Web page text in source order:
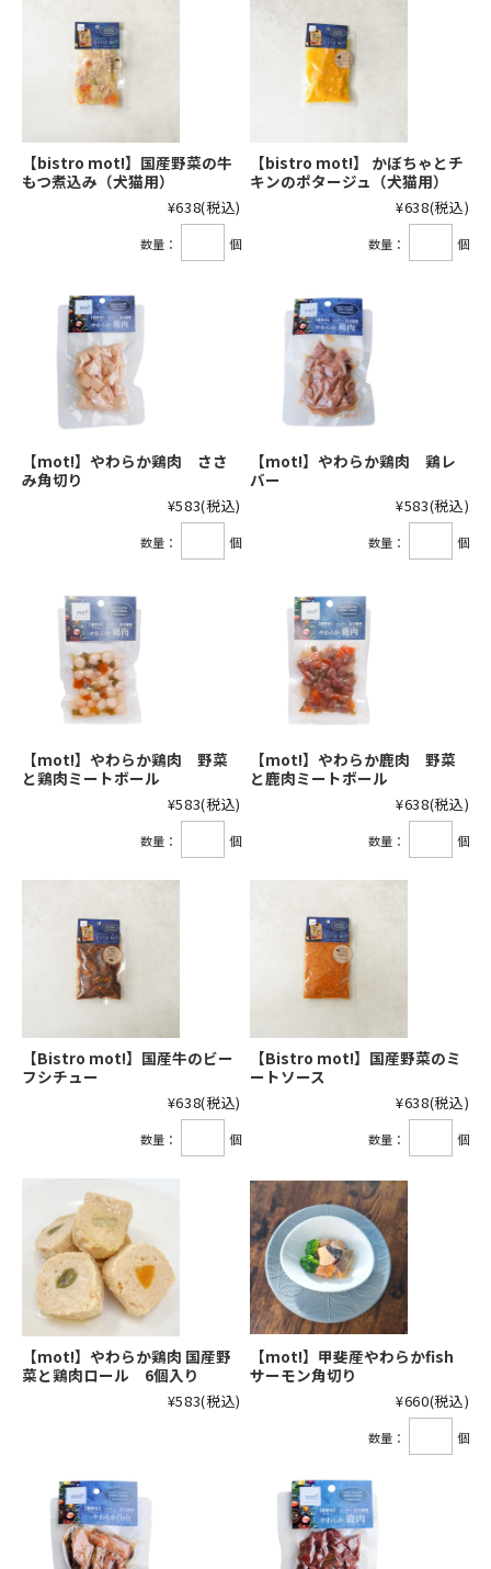
【bistro mot!】国産野菜の牛
もつ煮込み（犬猫用）
¥638(税込)
数量： 個
【bistro mot!】 かぼちゃとチ
キンのポタージュ（犬猫用）
¥638(税込)
数量： 個
【mot!】やわらか鶏肉 ささ
み角切り
¥583(税込)
数量： 個
【mot!】やわらか鶏肉 鶏レ
バー
¥583(税込)
数量： 個
【mot!】やわらか鶏肉 野菜
と鶏肉ミートボール
¥583(税込)
数量： 個
【mot!】やわらか鹿肉 野菜
と鹿肉ミートボール
¥638(税込)
数量： 個
【Bistro mot!】国産牛のビー
フシチュー
¥638(税込)
数量： 個
【Bistro mot!】国産野菜のミ
ートソース
¥638(税込)
数量： 個
【mot!】やわらか鶏肉 国産野
菜と鶏肉ロール 6個入り
¥583(税込)
【mot!】甲斐産やわらかfish
サーモン角切り
¥660(税込)
数量： 個